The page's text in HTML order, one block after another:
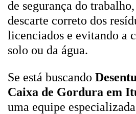
de segurança do
descarte correto dos
licenciados e evitando a
solo ou da água.
Se está buscando
Caixa de Gordura em
uma equipe